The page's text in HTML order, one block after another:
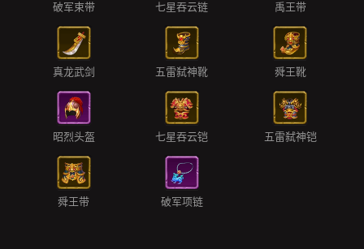
破军束带 七星吞云链 禹王带
真龙武剑 五雷弑神靴 舜王靴
昭烈头盔 七星吞云铠 五雷弑神铠
舜王带 破军项链